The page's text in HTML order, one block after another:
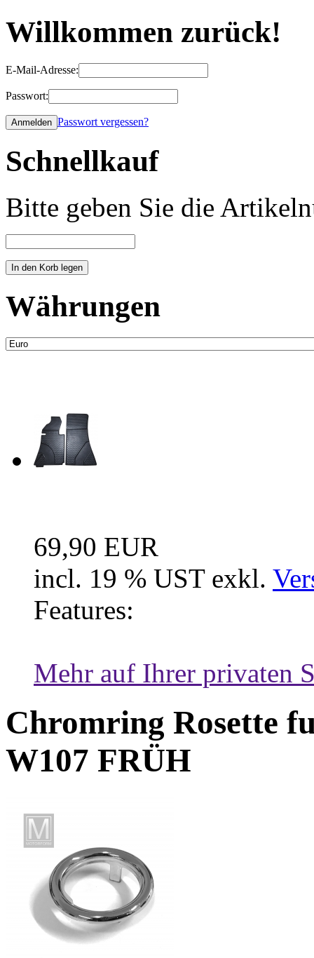
Willkommen zurück!
E-Mail-Adresse:
Passwort:
Passwort vergessen?
Schnellkauf
Bitte geben Sie die
Währungen
69,90 EUR
incl. 19 % UST exkl.
Features:
Mehr auf Ihrer privaten
Chromring Rosette
W107 FRÜH